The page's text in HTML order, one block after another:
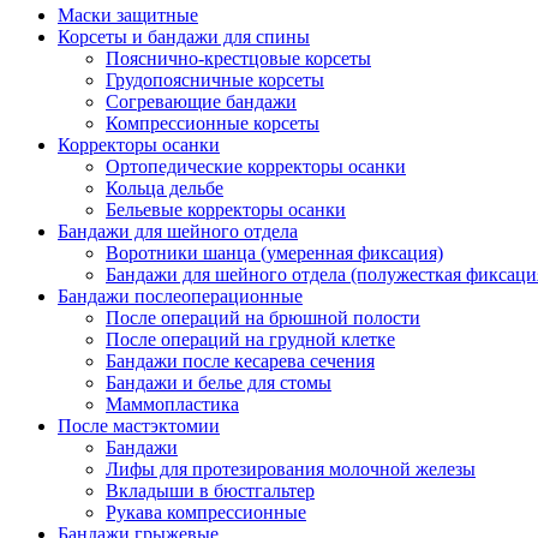
Маски защитные
Корсеты и бандажи для спины
Пояснично-крестцовые корсеты
Грудопоясничные корсеты
Согревающие бандажи
Компрессионные корсеты
Корректоры осанки
Ортопедические корректоры осанки
Кольца дельбе
Бельевые корректоры осанки
Бандажи для шейного отдела
Воротники шанца (умеренная фиксация)
Бандажи для шейного отдела (полужесткая
Бандажи послеоперационные
После операций на брюшной полости
После операций на грудной клетке
Бандажи после кесарева сечения
Бандажи и белье для стомы
Маммопластика
После мастэктомии
Бандажи
Лифы для протезирования молочной железы
Вкладыши в бюстгальтер
Рукава компрессионные
Бандажи грыжевые